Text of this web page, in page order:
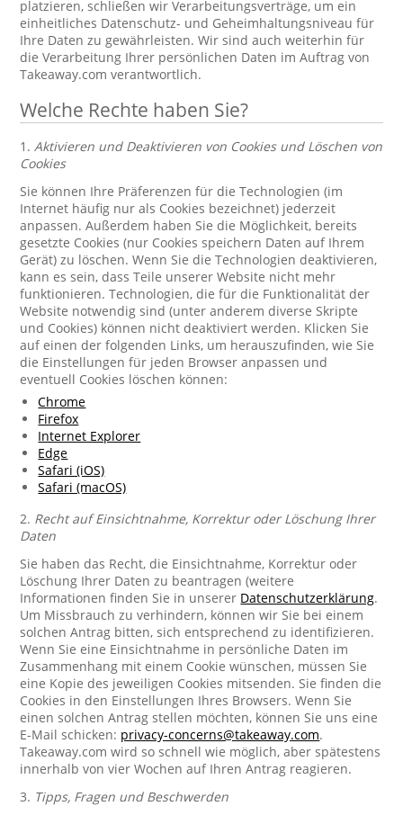
platzieren, schließen wir Verarbeitungsverträge, um ein
einheitliches Datenschutz- und Geheimhaltungsniveau für
Ihre Daten zu gewährleisten. Wir sind auch weiterhin für
die Verarbeitung Ihrer persönlichen Daten im Auftrag von
Takeaway.com verantwortlich.
Welche Rechte haben Sie?
1.Aktivieren und Deaktivieren von Cookies und Löschen von
Cookies
Sie können Ihre Präferenzen für die Technologien (im
Internet häufig nur als Cookies bezeichnet) jederzeit
anpassen. Außerdem haben Sie die Möglichkeit, bereits
gesetzte Cookies (nur Cookies speichern Daten auf Ihrem
Gerät) zu löschen. Wenn Sie die Technologien deaktivieren,
kann es sein, dass Teile unserer Website nicht mehr
funktionieren. Technologien, die für die Funktionalität der
Website notwendig sind (unter anderem diverse Skripte
und Cookies) können nicht deaktiviert werden. Klicken Sie
auf einen der folgenden Links, um herauszufinden, wie Sie
die Einstellungen für jeden Browser anpassen und
eventuell Cookies löschen können:
Chrome
Firefox
Internet Explorer
Edge
Safari (iOS)
Safari (macOS)
2. Recht auf Einsichtnahme, Korrektur oder Löschung Ihrer
Daten
Sie haben das Recht, die Einsichtnahme, Korrektur oder
Löschung Ihrer Daten zu beantragen (weitere
Informationen finden Sie in unserer Datenschutzerklärung.
Um Missbrauch zu verhindern, können wir Sie bei einem
solchen Antrag bitten, sich entsprechend zu identifizieren.
Wenn Sie eine Einsichtnahme in persönliche Daten im
Zusammenhang mit einem Cookie wünschen, müssen Sie
eine Kopie des jeweiligen Cookies mitsenden. Sie finden die
Cookies in den Einstellungen Ihres Browsers. Wenn Sie
einen solchen Antrag stellen möchten, können Sie uns eine
E-Mail schicken: privacy-concerns@takeaway.com.
Takeaway.com wird so schnell wie möglich, aber spätestens
innerhalb von vier Wochen auf Ihren Antrag reagieren.
3. Tipps, Fragen und Beschwerden